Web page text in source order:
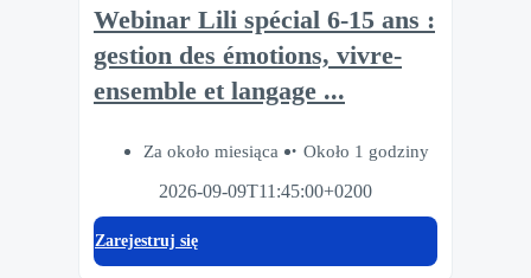
Webinar Lili spécial 6-15 ans :
gestion des émotions, vivre-
ensemble et langage ...
Za około miesiąca
Około 1 godziny
2026-09-09T11:45:00+0200
Zarejestruj się